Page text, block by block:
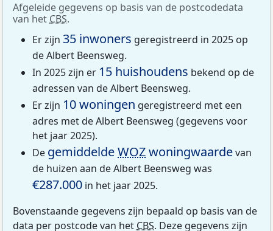
Afgeleide gegevens op basis van de postcodedata
van het CBS.
Er zijn 35 inwoners geregistreerd in 2025 op
de Albert Beensweg.
In 2025 zijn er 15 huishoudens bekend op de
adressen van de Albert Beensweg.
Er zijn 10 woningen geregistreerd met een
adres met de Albert Beensweg (gegevens voor
het jaar 2025).
De gemiddeldeWOZwoningwaardevan
de huizen aan de Albert Beensweg was
€287.000 in het jaar 2025.
Bovenstaande gegevens zijn bepaald op basis van de
data per postcode van het CBS. Deze gegevens zijn